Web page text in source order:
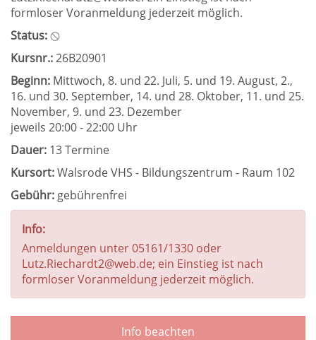
formloser Voranmeldung jederzeit möglich.
Status:
Kursnr.:26B20901
Beginn: Mittwoch, 8. und 22. Juli, 5. und 19. August, 2.,
16. und 30. September, 14. und 28. Oktober, 11. und 25.
November, 9. und 23. Dezember
jeweils 20:00 - 22:00 Uhr
Dauer: 13 Termine
Kursort:Walsrode VHS - Bildungszentrum - Raum 102
Gebühr: gebührenfrei
Info:
Anmeldungen unter 05161/1330 oder
Lutz.Riechardt2@web.de; ein Einstieg ist nach
formloser Voranmeldung jederzeit möglich.
Info beachten